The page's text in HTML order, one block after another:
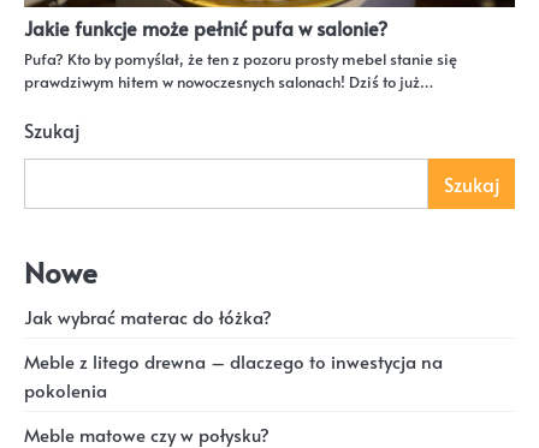
Jakie funkcje może pełnić pufa w salonie?
Pufa? Kto by pomyślał, że ten z pozoru prosty mebel stanie się
prawdziwym hitem w nowoczesnych salonach! Dziś to już…
Szukaj
Szukaj
Nowe
Jak wybrać materac do łóżka?
Meble z litego drewna – dlaczego to inwestycja na
pokolenia
Meble matowe czy w połysku?